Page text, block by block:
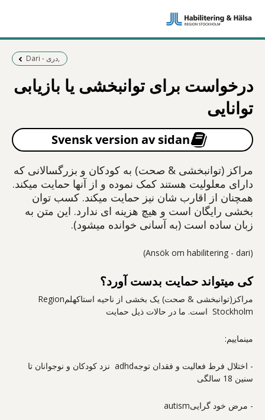
Föregående sida:
Dari - دری,
درخواست برای توانبخشی یا بازیابی
توانایی
Svensk version av sidan
مراکز (توانبخشی & صحت) به کودکان و بزرگسالانی که
دارای معلولیت هستند کمک نموده و از آنها حمایت میکند.
همچنان از اقارب شان نیز حمایت میکند. کسب توان
بخشی رایگان است و هیچ هزینه ای ندارد. این متن به
زبان ساده است (به آسانی خوانده میشود).
(Ansök om habilitering - dari)
کی میتواند حمایت بدست آورد؟
مراکز(توانبخشی & صحت) یک بخشی از ناحیه استاکهلمRegion
Stockholm است. ما در حالات ذیل حمایت
مینماییم:
- اختلال فرط فعالیت و فقدان توجهadhd نزد کودکان و نوجوانان تا
سنین 18 سالگی
- مرض خود گراییautism